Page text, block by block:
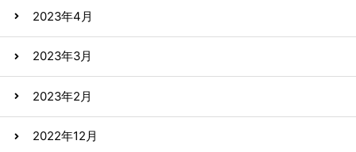
2023年4月
2023年3月
2023年2月
2022年12月